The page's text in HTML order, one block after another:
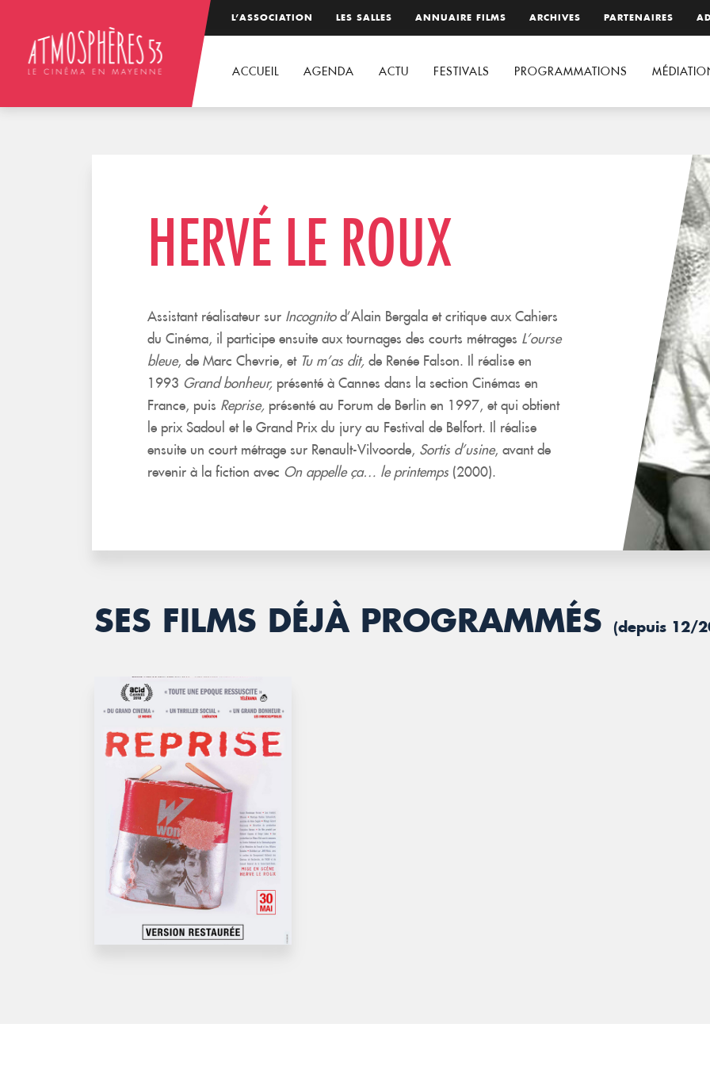
L’ASSOCIATION LES SALLES ANNUAIRE FILMS ARCHIVES PARTENAIRES
ACCUEIL AGENDA ACTU FESTIVALS PROGRAMMATIONS
HERVÉ LE ROUX
Assistant réalisateur sur Incognitod’Alain Bergala et critique aux Cahiers
du Cinéma, il participe ensuite aux tournages des courts métrages L’ourse
bleue, de Marc Chevrie, et Tu m’as dit, de Renée Falson. Il réalise en
1993 Grand bonheur, présenté à Cannes dans la section Cinémas en
France, puis Reprise, présenté au Forum de Berlin en 1997, et qui obtient
le prix Sadoul et le Grand Prix du jury au Festival de Belfort. Il réalise
ensuite un court métrage sur Renault-Vilvoorde, Sortis d’usine, avant de
revenir à la fiction avec On appelle ça… le printemps (2000).
SES FILMS DÉJÀ PROGRAMMÉS (depuis 12/